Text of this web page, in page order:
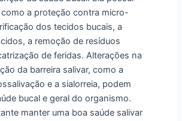
a proteção contra micro-
dos tecidos bucais, a
a remoção de resíduos
de feridas. Alterações na
da barreira salivar, como a
e a sialorreia, podem
bucal e geral do organismo.
manter uma boa saúde salivar